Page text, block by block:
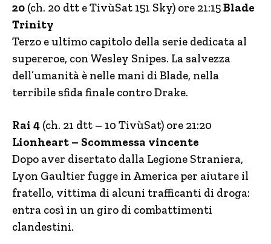
20 (ch. 20 dtt e TivùSat 151 Sky) ore 21:15Blade
Trinity
Terzo e ultimo capitolo della serie dedicata al
supereroe, con Wesley Snipes. La salvezza
dell’umanità è nelle mani di Blade, nella
terribile sfida finale contro Drake.
Rai 4 (ch. 21 dtt – 10 TivùSat) ore 21:20
Lionheart – Scommessa vincente
Dopo aver disertato dalla Legione Straniera,
Lyon Gaultier fugge in America per aiutare il
fratello, vittima di alcuni trafficanti di droga:
entra così in un giro di combattimenti
clandestini.